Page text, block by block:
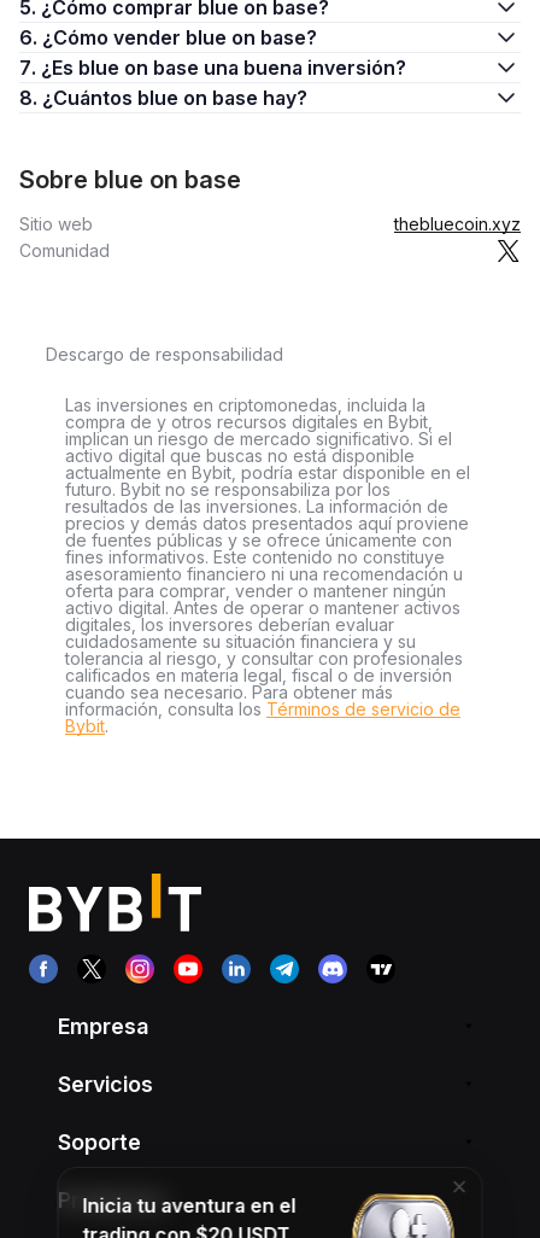
5. ¿Cómo comprar blue on base?
6. ¿Cómo vender blue on base?
7. ¿Es blue on base una buena inversión?
8. ¿Cuántos blue on base hay?
Sobre blue on base
Sitio web
thebluecoin.xyz
Comunidad
Descargo de responsabilidad
Las inversiones en criptomonedas, incluida la
compra de y otros recursos digitales en Bybit,
implican un riesgo de mercado significativo. Si el
activo digital que buscas no está disponible
actualmente en Bybit, podría estar disponible en el
futuro. Bybit no se responsabiliza por los
resultados de las inversiones. La información de
precios y demás datos presentados aquí proviene
de fuentes públicas y se ofrece únicamente con
fines informativos. Este contenido no constituye
asesoramiento financiero ni una recomendación u
oferta para comprar, vender o mantener ningún
activo digital. Antes de operar o mantener activos
digitales, los inversores deberían evaluar
cuidadosamente su situación financiera y su
tolerancia al riesgo, y consultar con profesionales
calificados en materia legal, fiscal o de inversión
cuando sea necesario. Para obtener más
información, consulta los Términos de servicio de
Bybit.
Empresa
Servicios
Soporte
Productos
Inicia tu aventura en el